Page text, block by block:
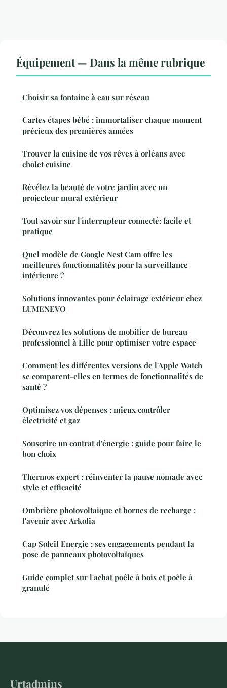
Équipement — Dans la même rubrique
Choisir sa fontaine à eau sur réseau
Cartes étapes bébé : immortaliser chaque moment
précieux des premières années
Trouver la cuisine de vos rêves à orléans avec
cholet cuisine
Révélez la beauté de votre jardin avec un
projecteur mural extérieur
Tout savoir sur l'interrupteur connecté: facile et
pratique
Quel modèle de Google Nest Cam offre les
meilleures fonctionnalités pour la surveillance
intérieure ?
Solutions innovantes pour éclairage extérieur chez
LUMENEVO
Découvrez les solutions de mobilier de bureau
professionnel à Lille pour optimiser votre espace
Comment les différentes versions de l'Apple Watch
se comparent-elles en termes de fonctionnalités de
santé ?
Optimisez vos dépenses : mieux contrôler
électricité et gaz
Souscrire un contrat d'énergie : guide pour faire le
bon choix
Thermos expert : réinventer la pause nomade avec
style et efficacité
Ombrière photovoltaique et bornes de recharge :
l'avenir avec Arkolia
Cap Soleil Energie : ses engagements pendant la
pose de panneaux photovoltaïques
Guide complet sur l'achat poêle à bois et poêle à
granulé
Urtadmins